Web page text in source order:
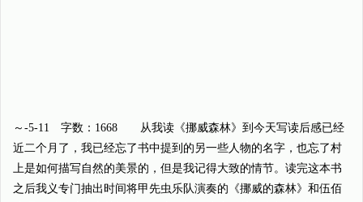
～-5-11 字数：1668 从我读《挪威森林》到今天写读后感已经
近二个月了，我已经忘了书中提到的另一些人物的名字，也忘了村
上是如何描写自然的美景的，但是我记得大致的情节。读完这本书
之后我义专门抽出时间将甲先虫乐队演奏的《挪威的森林》和伍佰